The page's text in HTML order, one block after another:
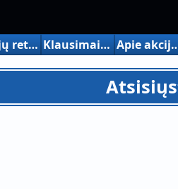
Versijų retrospektyva Klausimai ir atsakymai Apie akcijų